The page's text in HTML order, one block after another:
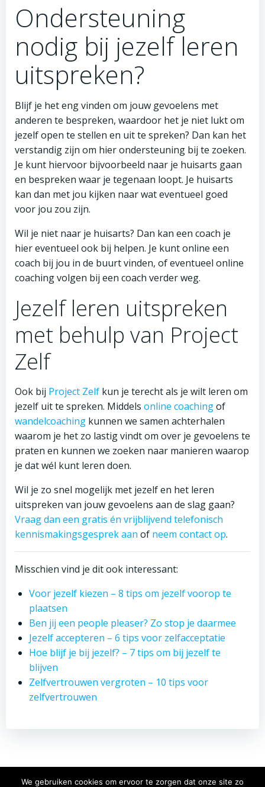
Ondersteuning
nodig bij jezelf leren
uitspreken?
Blijf je het eng vinden om jouw gevoelens met
anderen te bespreken, waardoor het je niet lukt om
jezelf open te stellen en uit te spreken? Dan kan het
verstandig zijn om hier ondersteuning bij te zoeken.
Je kunt hiervoor bijvoorbeeld naar je huisarts gaan
en bespreken waar je tegenaan loopt. Je huisarts
kan dan met jou kijken naar wat eventueel goed
voor jou zou zijn.
Wil je niet naar je huisarts? Dan kan een coach je
hier eventueel ook bij helpen. Je kunt online een
coach bij jou in de buurt vinden, of eventueel online
coaching volgen bij een coach verder weg.
Jezelf leren uitspreken
met behulp van Project
Zelf
Ook bij Project Zelf kun je terecht als je wilt leren om
jezelf uit te spreken. Middels online coachingof
wandelcoaching kunnen we samen achterhalen
waarom je het zo lastig vindt om over je gevoelens te
praten en kunnen we zoeken naar manieren waarop
je dat wél kunt leren doen.
Wil je zo snel mogelijk met jezelf en het leren
uitspreken van jouw gevoelens aan de slag gaan?
Vraag dan een gratis én vrijblijvend telefonisch
kennismakingsgesprek aan of neem contact op.
Misschien vind je dit ook interessant:
Voor jezelf kiezen – 8 tips om jezelf voorop te
plaatsen
Ben jij een people pleaser? Zo stop je daarmee
Jezelf accepteren – 6 tips voor zelfacceptatie
Hoe blijf je bij jezelf? – 7 tips om bij jezelf te
blijven
Zelfvertrouwen vergroten – 10 tips voor
zelfvertrouwen
We gebruiken cookies om ervoor te zorgen dat onze site zo